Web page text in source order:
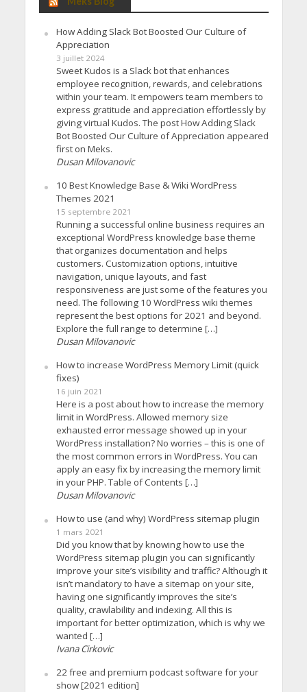
How Adding Slack Bot Boosted Our Culture of
Appreciation
3 juillet 2024
Sweet Kudos is a Slack bot that enhances
employee recognition, rewards, and celebrations
within your team. It empowers team members to
express gratitude and appreciation effortlessly by
giving virtual Kudos. The post How Adding Slack
Bot Boosted Our Culture of Appreciation appeared
first on Meks.
Dusan Milovanovic
10 Best Knowledge Base & Wiki WordPress
Themes 2021
15 septembre 2021
Running a successful online business requires an
exceptional WordPress knowledge base theme
that organizes documentation and helps
customers. Customization options, intuitive
navigation, unique layouts, and fast
responsiveness are just some of the features you
need. The following 10 WordPress wiki themes
represent the best options for 2021 and beyond.
Explore the full range to determine […]
Dusan Milovanovic
How to increase WordPress Memory Limit (quick
fixes)
16 juin 2021
Here is a post about how to increase the memory
limit in WordPress. Allowed memory size
exhausted error message showed up in your
WordPress installation? No worries – this is one of
the most common errors in WordPress. You can
apply an easy fix by increasing the memory limit
in your PHP. Table of Contents […]
Dusan Milovanovic
How to use (and why) WordPress sitemap plugin
1 mars 2021
Did you know that by knowing how to use the
WordPress sitemap plugin you can significantly
improve your site’s visibility and traffic? Although it
isn’t mandatory to have a sitemap on your site,
having one significantly improves the site’s
quality, crawlability and indexing. All this is
important for better optimization, which is why we
wanted […]
Ivana Cirkovic
22 free and premium podcast software for your
show [2021 edition]